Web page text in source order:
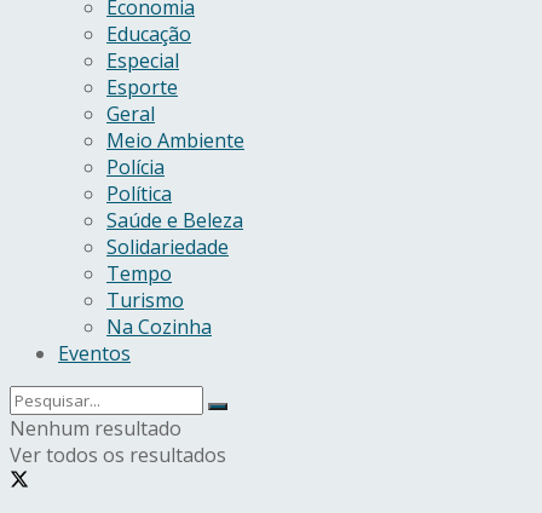
Economia
Educação
Especial
Esporte
Geral
Meio Ambiente
Polícia
Política
Saúde e Beleza
Solidariedade
Tempo
Turismo
Na Cozinha
Eventos
Nenhum resultado
Ver todos os resultados